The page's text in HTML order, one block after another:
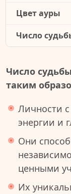
Цвет ауры
Число
Число
таким
Личности
энергии и
Они
ценными
Их